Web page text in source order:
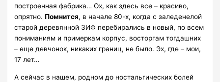
построенная фабрика… Ох, как здесь все – красиво,
опрятно. Помнится, в начале 80-х, когда с заледенелой
старой деревянной ЗИФ перебирались в новый, по всем
пониманиям и примеркам корпус, восторгам тогдашних
– еще девчонок, никаких границ, не было. Эх, где – мои,
17 лет…
А сейчас в нашем, родном до ностальгических болей